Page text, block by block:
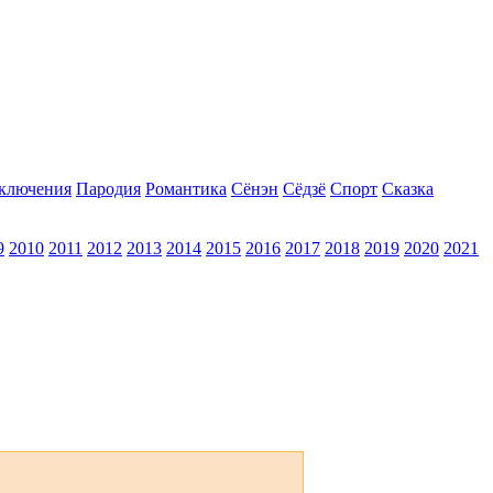
Пародия Романтика Сёнэн Сёдзё Спорт Сказка
2010 2011 2012 2013 2014 2015 2016 2017 2018 2019 2020 2021